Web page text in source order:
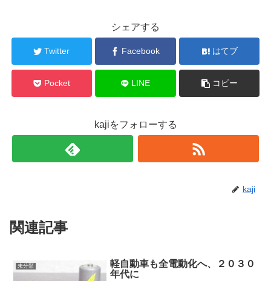
シェアする
Twitter Facebook はてブ
Pocket LINE コピー
kajiをフォローする
kaji
関連記事
未分類
軽自動車も全電動化へ、２０３０
年代に